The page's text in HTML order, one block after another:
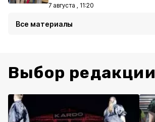
7 августа , 11:20
Все материалы
Выбор редакции